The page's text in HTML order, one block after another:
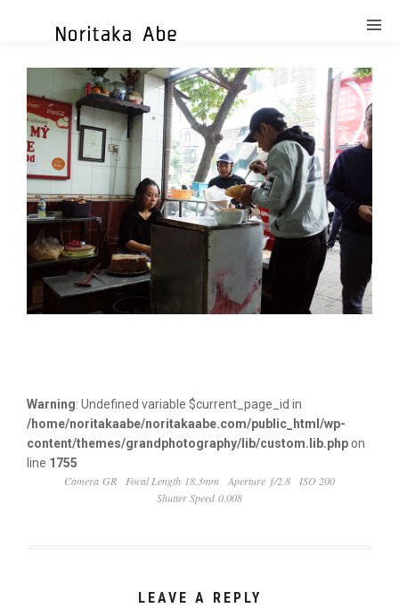
Warning: Undefined variable $current_page_id in
/home/noritakaabe/noritakaabe.com/public_html/wp-
content/themes/grandphotography/lib/custom.lib.phpon
line 1755
Camera GR
Focal Length 18.3mm Aperture ƒ/2.8
ISO 200
Shutter Speed 0.008
LEAVE A REPLY